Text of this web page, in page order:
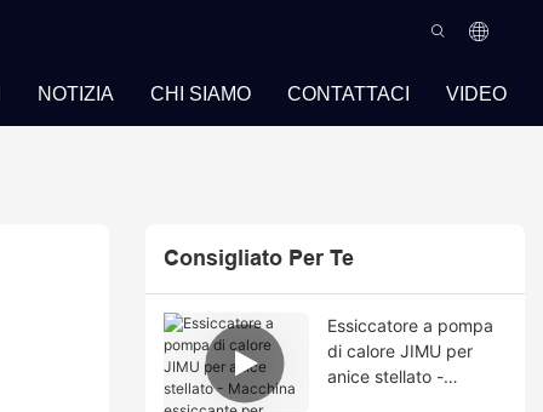
NOTIZIA CHI SIAMO CONTATTACI VIDEO
Consigliato Per Te
Essiccatore a pompa
di calore JIMU per
anice stellato -